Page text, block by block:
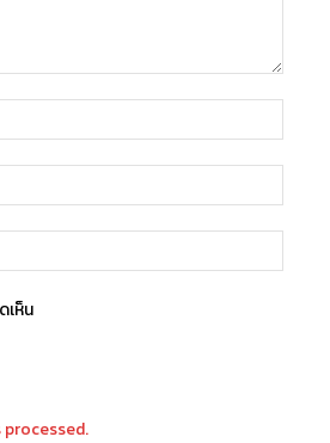
เห็น